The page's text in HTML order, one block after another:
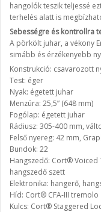
hangolók teszik teljessé
terhelés alatt is
Sebességre és kontrollra
A pörkölt juhar, a vékony
simább és érzékenyebb
Konstrukció: csavarozott
Test: éger
Nyak: égetett juhar
Menzúra: 25,5” (648 mm)
Fogólap: égetett juhar
Rádiusz: 305-400 mm,
Felső nyereg: 42 mm,
Bundok: 22
Hangszedő: Cort® Voiced
hangszedő szett
Elektronika: hangerő,
Híd: Cort® CFA-III tremolo
Kulcs: Cort® Staggered